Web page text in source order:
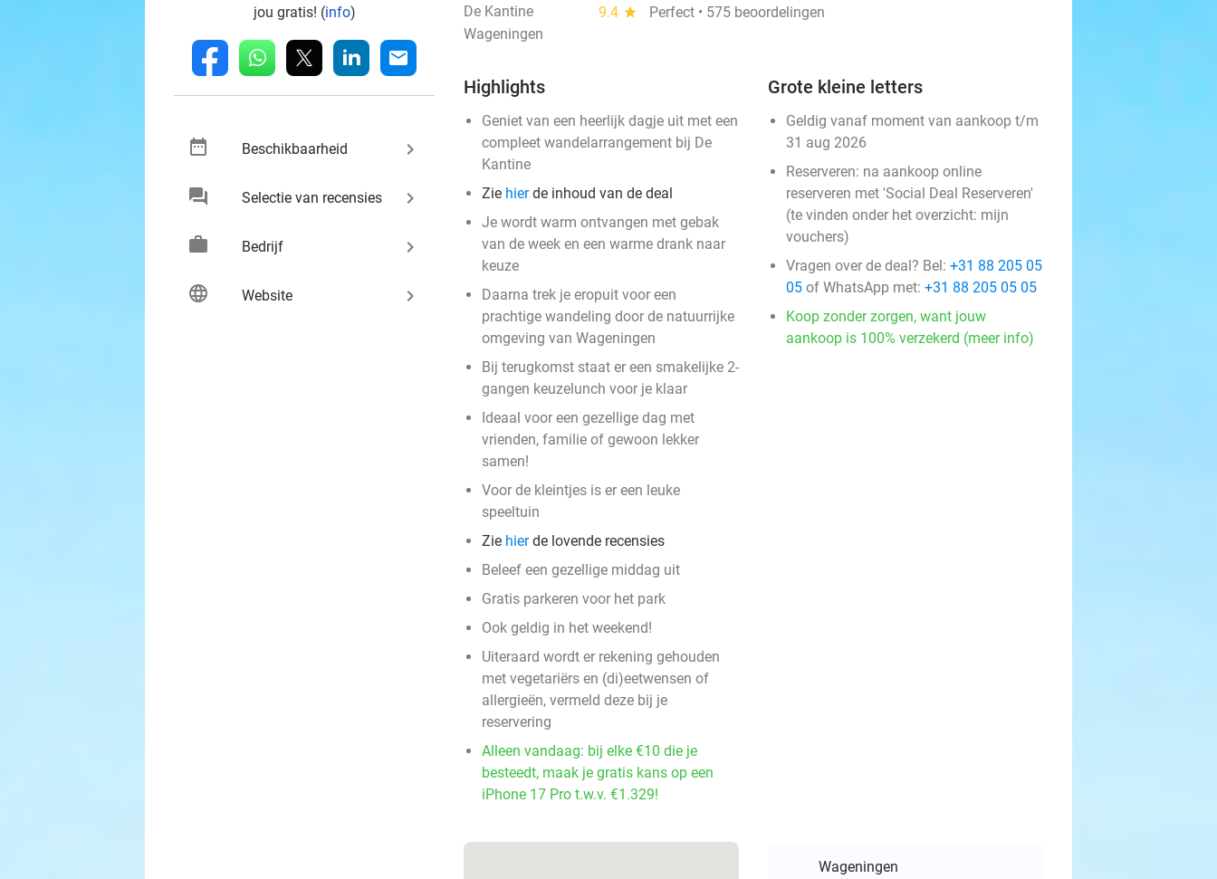
jou gratis! (info)
fb whatsapp linkedin mail
date_range Beschikbaarheid keyboard_arrow_right
chat Selectie van recensies keyboard_arrow_right
work Bedrijf keyboard_arrow_right
language Website keyboard_arrow_right
De Kantine 9.4 star
Perfect • 575 beoordelingen
Wageningen
Highlights
Geniet van een heerlijk dagje uit met een
compleet wandelarrangement bij De
Kantine
Zie hierde inhoud van de deal
Je wordt warm ontvangen met gebak
van de week en een warme drank naar
keuze
Daarna trek je eropuit voor een
prachtige wandeling door de natuurrijke
omgeving van Wageningen
Bij terugkomst staat er een smakelijke 2-
gangen keuzelunch voor je klaar
Ideaal voor een gezellige dag met
vrienden, familie of gewoon lekker
samen!
Voor de kleintjes is er een leuke
speeltuin
Zie hierde lovende recensies
Beleef een gezellige middag uit
Gratis parkeren voor het park
Ook geldig in het weekend!
Uiteraard wordt er rekening gehouden
met vegetariërs en (di)eetwensen of
allergieën, vermeld deze bij je
reservering
Alleen vandaag: bij elke €10 die je
besteedt, maak je gratis kans op een
iPhone 17 Pro t.w.v. €1.329!
Grote kleine letters
Geldig vanaf moment van aankoop t/m
31 aug 2026
Reserveren: na aankoop online
reserveren met 'Social Deal Reserveren'
(te vinden onder het overzicht: mijn
vouchers)
Vragen over de deal? Bel: +31 88 205 05
05 of WhatsApp met: +31 88 205 05 05
Koop zonder zorgen, want jouw
aankoop is 100% verzekerd (meer info)
Wageningen